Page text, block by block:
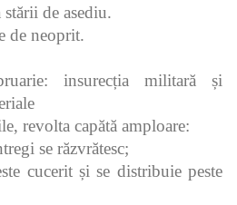
stării de asediu.
de neoprit.
insurecția militară și
revolta capătă amploare:
se răzvrătesc;
cucerit și se distribuie peste